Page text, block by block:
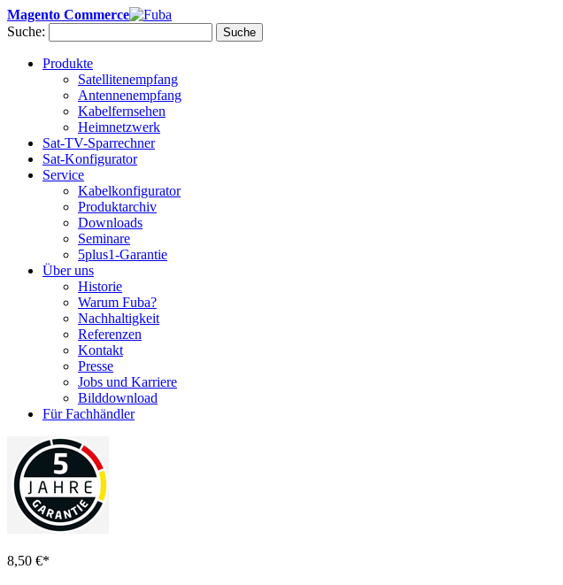
Magento Commerce
Suche:
Suche
Produkte
Satellitenempfang
Antennenempfang
Kabelfernsehen
Heimnetzwerk
Sat-TV-Sparrechner
Sat-Konfigurator
Service
Kabelkonfigurator
Produktarchiv
Downloads
Seminare
5plus1-Garantie
Über uns
Historie
Warum Fuba?
Nachhaltigkeit
Referenzen
Kontakt
Presse
Jobs und Karriere
Bilddownload
Für Fachhändler
8,50 €*